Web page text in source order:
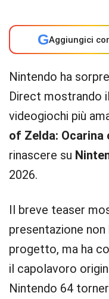
GAggiungici
Nintendo ha
Direct mostrando
videogiochi più
of Zelda: Ocarina
rinascere su
2026.
Il breve teaser
presentazione
progetto, ma ha
il capolavoro
Nintendo 64